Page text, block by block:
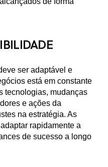
ser adaptável e
está em constante
tecnologias, mudanças
e ações da
na estratégia. As
rapidamente a
de sucesso a longo